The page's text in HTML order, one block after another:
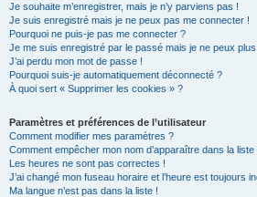
Je souhaite m’enregistrer, mais je n’y parviens pas !
Je suis enregistré mais je ne peux pas me connecter !
Pourquoi ne puis-je pas me connecter ?
Je me suis enregistré par le passé mais je ne peux
J’ai perdu mon mot de passe !
Pourquoi suis-je automatiquement déconnecté ?
À quoi sert « Supprimer les cookies » ?
Paramètres et préférences de l’utilisateur
Comment modifier mes paramètres ?
Comment empêcher mon nom d’apparaître dans la
Les heures ne sont pas correctes !
J’ai changé mon fuseau horaire et l’heure est toujours
Ma langue n’est pas dans la liste !